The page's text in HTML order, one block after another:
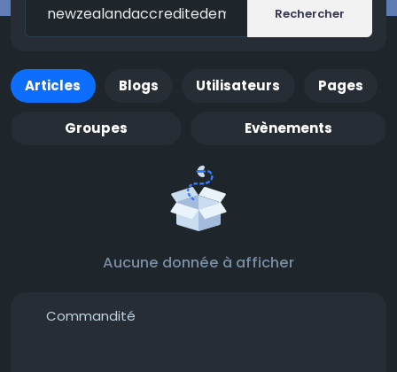
Rechercher
Articles Blogs Utilisateurs Pages
Groupes Evènements
Aucune donnée à afficher
Commandité